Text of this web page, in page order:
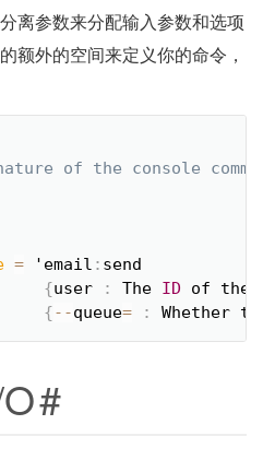
离参数来分配输入参数和选项
额外的空间来定义你的命令，
of the console
= 'email : send
{user : The ID of the
{--queue= : Whether
#